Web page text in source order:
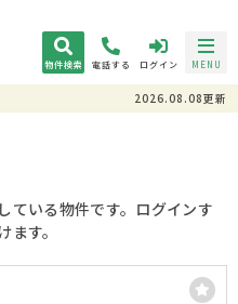
物件検索 電話する ログイン MENU
2026.08.08更新
ている物件です。ログインす
す。